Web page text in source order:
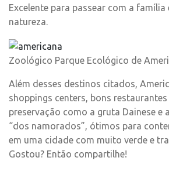
Excelente para passear com a família
natureza.
Zoológico Parque Ecológico de
Além desses destinos citados,
shoppings centers, bons restaurantes
preservação como a gruta Dainese e
“dos namorados”, ótimos para
em uma cidade com muito verde e
Gostou? Então compartilhe!